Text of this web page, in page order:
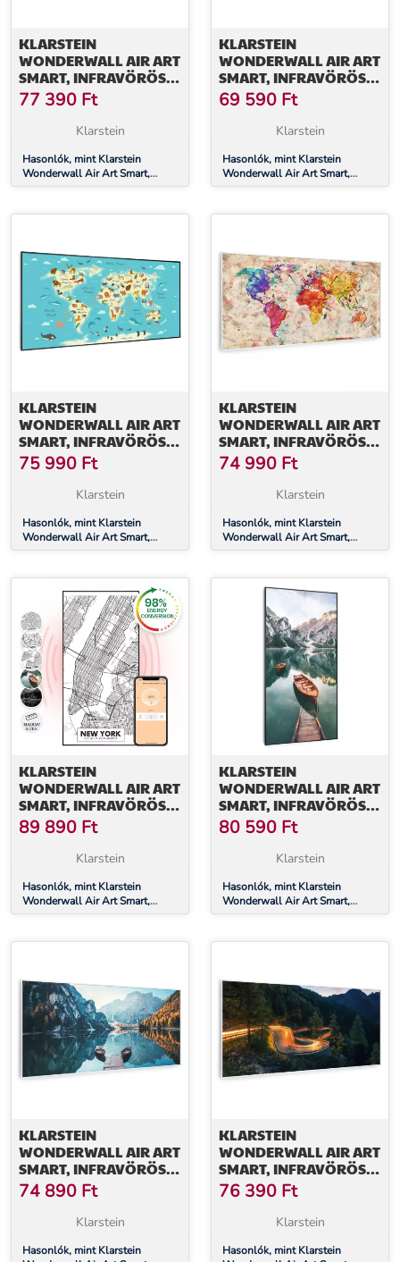
KLARSTEIN
WONDERWALL AIR ART
SMART, INFRAVÖRÖS
HŐSUGÁRZÓ, 120 X 60
CM, 700 W, ARANY
77 390 Ft
Klarstein
Hasonlók, mint Klarstein
Wonderwall Air Art Smart,
infravörös hősugárzó, 120 x 60
KLARSTEIN
WONDERWALL AIR ART
SMART, INFRAVÖRÖS
HŐSUGÁRZÓ, 120 X 60
CM, 700 W, ÉJSZAKAI
69 590 Ft
Klarstein
Hasonlók, mint Klarstein
Wonderwall Air Art Smart,
infravörös hősugárzó, 120 x 60
KLARSTEIN
WONDERWALL AIR ART
SMART, INFRAVÖRÖS
HŐSUGÁRZÓ, 120 X 60
CM, 700 W, TÉRKÉP
ÁLLATOKKAL
75 990 Ft
Klarstein
Hasonlók, mint Klarstein
Wonderwall Air Art Smart,
infravörös hősugárzó, 120 x 60
KLARSTEIN
WONDERWALL AIR ART
SMART, INFRAVÖRÖS
HŐSUGÁRZÓ, 120 X 60
CM, 700 W, SZÍNES
74 990 Ft
Klarstein
Hasonlók, mint Klarstein
Wonderwall Air Art Smart,
infravörös hősugárzó, 120 x 60
KLARSTEIN
WONDERWALL AIR ART
SMART, INFRAVÖRÖS
HŐSUGÁRZÓ, 60 X 120
CM, 700 W, NEW YORK
TÉRKÉPE
89 890 Ft
Klarstein
Hasonlók, mint Klarstein
Wonderwall Air Art Smart,
infravörös hősugárzó, 60 x 120
KLARSTEIN
WONDERWALL AIR ART
SMART, INFRAVÖRÖS
HŐSUGÁRZÓ, 60 X 120
CM, 700 W, TENGER
FÜGGŐLEGESEN
80 590 Ft
Klarstein
Hasonlók, mint Klarstein
Wonderwall Air Art Smart,
infravörös hősugárzó, 60 x 120
függőlegesen
KLARSTEIN
WONDERWALL AIR ART
SMART, INFRAVÖRÖS
HŐSUGÁRZÓ, 120 X 60
CM, 700 W, TENGER
VÍZSZINTESEN
74 890 Ft
Klarstein
Hasonlók, mint Klarstein
KLARSTEIN
WONDERWALL AIR ART
SMART, INFRAVÖRÖS
HŐSUGÁRZÓ, 120 X 60
CM, 700 W, HEGYI ÚT
76 390 Ft
Klarstein
Hasonlók, mint Klarstein